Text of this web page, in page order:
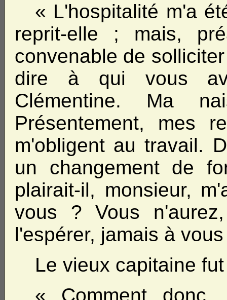
« L'hospitalité m'a
reprit-elle ; mais,
convenable de
dire à qui vous
Clémentine. Ma
Présentement, mes
m'obligent au travail.
un changement de
plairait-il, monsieur,
vous ? Vous
l'espérer, jamais à
Le vieux capitaine
« Comment donc,